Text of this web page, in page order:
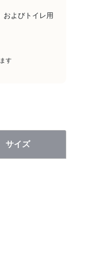
よびトイレ用
す
サイズ